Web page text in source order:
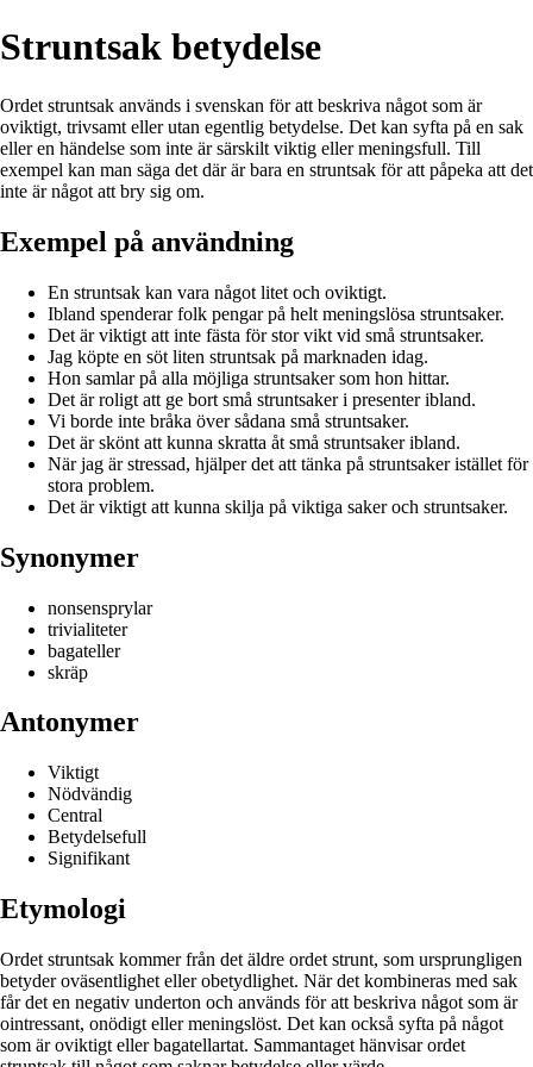
Struntsak betydelse
Ordet struntsak används i svenskan för att beskriva något som är
oviktigt, trivsamt eller utan egentlig betydelse. Det kan syfta på en sak
eller en händelse som inte är särskilt viktig eller meningsfull. Till
exempel kan man säga det där är bara en struntsak för att påpeka att det
inte är något att bry sig om.
Exempel på användning
En struntsak kan vara något litet och oviktigt.
Ibland spenderar folk pengar på helt meningslösa struntsaker.
Det är viktigt att inte fästa för stor vikt vid små struntsaker.
Jag köpte en söt liten struntsak på marknaden idag.
Hon samlar på alla möjliga struntsaker som hon hittar.
Det är roligt att ge bort små struntsaker i presenter ibland.
Vi borde inte bråka över sådana små struntsaker.
Det är skönt att kunna skratta åt små struntsaker ibland.
När jag är stressad, hjälper det att tänka på struntsaker istället för
stora problem.
Det är viktigt att kunna skilja på viktiga saker och struntsaker.
Synonymer
nonsensprylar
trivialiteter
bagateller
skräp
Antonymer
Viktigt
Nödvändig
Central
Betydelsefull
Signifikant
Etymologi
Ordet struntsak kommer från det äldre ordet strunt, som ursprungligen
betyder oväsentlighet eller obetydlighet. När det kombineras med sak
får det en negativ underton och används för att beskriva något som är
ointressant, onödigt eller meningslöst. Det kan också syfta på något
som är oviktigt eller bagatellartat. Sammantaget hänvisar ordet